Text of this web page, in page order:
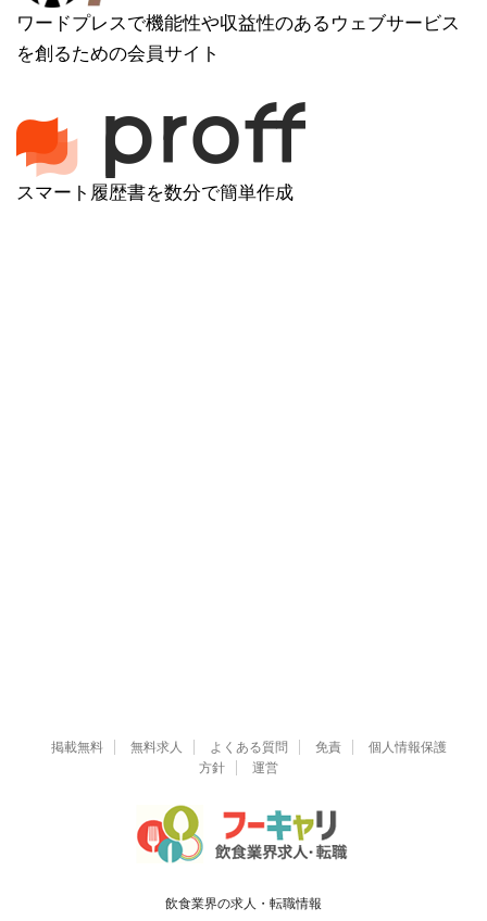
ワードプレスで機能性や収益性のあるウェブサービス
を創るための会員サイト
スマート履歴書を数分で簡単作成
掲載無料 無料求人 よくある質問 免責
個人情報保護
方針
運営
飲食業界の求人・転職情報